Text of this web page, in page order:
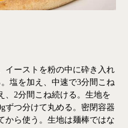
イーストを粉の中に砕き入れ
塩を加え、中速で3分間こね
、2分間こね続ける。生地を
ずつ分けて丸める。密閉容器
から使う。生地は麺棒ではな